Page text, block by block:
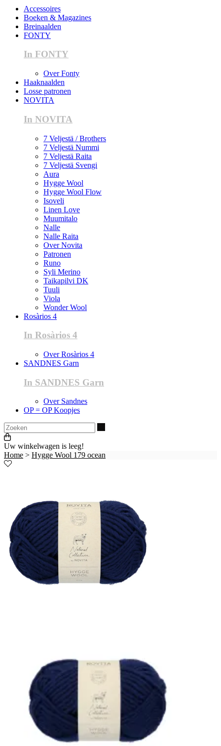
Accessoires
Boeken & Magazines
Breinaalden
FONTY
In FONTY
Over Fonty
Haaknaalden
Losse patronen
NOVITA
In NOVITA
7 Veljestä / Brothers
7 Veljestä Nummi
7 Veljestä Raita
7 Veljestä Svengi
Aura
Hygge Wool
Hygge Wool Flow
Isoveli
Linen Love
Muumitalo
Nalle
Nalle Raita
Over Novita
Patronen
Runo
Syli Merino
Taikapilvi DK
Tuuli
Viola
Wonder Wool
Rosàrios 4
In Rosàrios 4
Over Rosàrios 4
SANDNES Garn
In SANDNES Garn
Over Sandnes
OP = OP Koopjes
Uw winkelwagen is leeg!
Home > Hygge Wool 179 ocean